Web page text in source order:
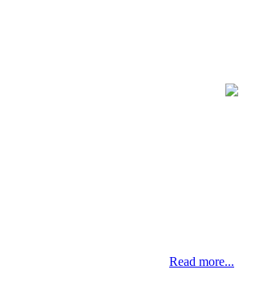
Read more...